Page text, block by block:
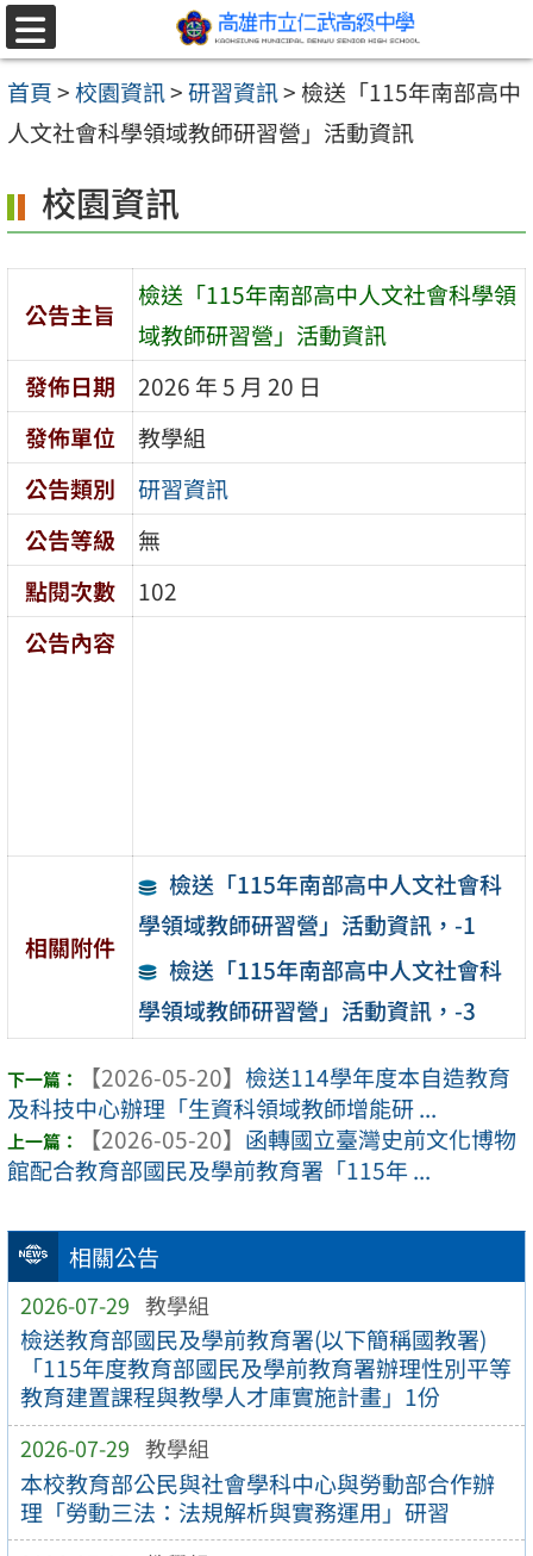
跳至主要內容區
選
單
首頁>校園資訊>研習資訊> 檢送「115年南部高中
人文社會科學領域教師研習營」活動資訊
相關公告
2026-07-29 教學組
檢送教育部國民及學前教育署(以下簡稱國教署)
「115年度教育部國民及學前教育署辦理性別平等
教育建置課程與教學人才庫實施計畫」1份
2026-07-29 教學組
本校教育部公民與社會學科中心與勞動部合作辦
理「勞動三法：法規解析與實務運用」研習
校園資訊
公告主旨
檢送「115年南部高中人文社會科學領
域教師研習營」活動資訊
發佈日期
2026 年 5 月 20 日
發佈單位
教學組
公告類別
研習資訊
公告等級
無
點閱次數
102
公告內容
相關附件
檢送「115年南部高中人文社會科
學領域教師研習營」活動資訊，-1
檢送「115年南部高中人文社會科
學領域教師研習營」活動資訊，-3
【2026-05-20】 檢送114學年度本自造教育
及科技中心辦理「生資科領域教師增能研 ...
【2026-05-20】 函轉國立臺灣史前文化博物
館配合教育部國民及學前教育署「115年 ...